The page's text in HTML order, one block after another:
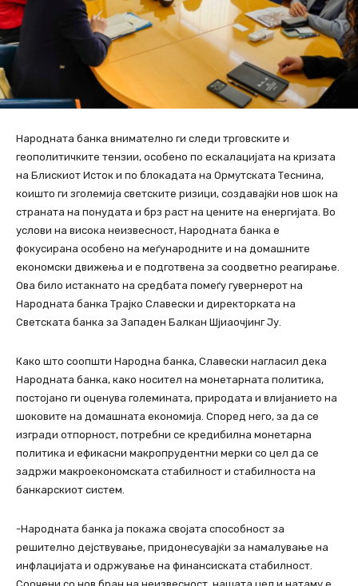
Народната банка внимателно ги следи трговските и
геополитичките тензии, особено по ескалацијата на кризата
на Блискиот Исток и по блокадата на Ормутската Теснина,
коишто ги зголемија светските ризици, создавајќи нов шок на
страната на понудата и брз раст на цените на енергијата. Во
услови на висока неизвесност, Народната банка е
фокусирана особено на меѓународните и на домашните
економски движења и е подготвена за соодветно реагирање.
Ова било истакнато на средбата помеѓу гувернерот на
Народната банка Трајко Славески и директорката на
Светската банка за Западен Балкан Шјиаочјинг Ју.
Како што соопшти Народна банка, Славески нагласил дека
Народната банка, како носител на монетарната политика,
постојано ги оценува големината, природата и влијанието на
шоковите на домашната економија. Според него, за да се
изгради отпорност, потребни се кредибилна монетарна
политика и ефикасни макропрудентни мерки со цел да се
задржи макроекономската стабилност и стабилноста на
банкарскиот систем.
-Народната банка ја покажа својата способност за
решително дејствување, придонесувајќи за намалување на
инфлацијата и одржување на финансиската стабилност.